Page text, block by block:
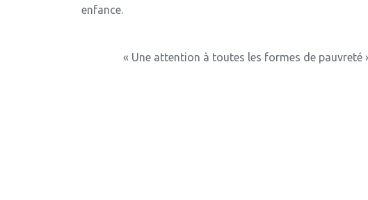
enfance.
« Une attention à toutes les formes de pauvreté